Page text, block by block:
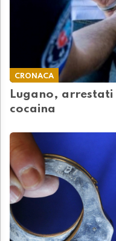
CRONACA
Lugano, arrestati
cocaina